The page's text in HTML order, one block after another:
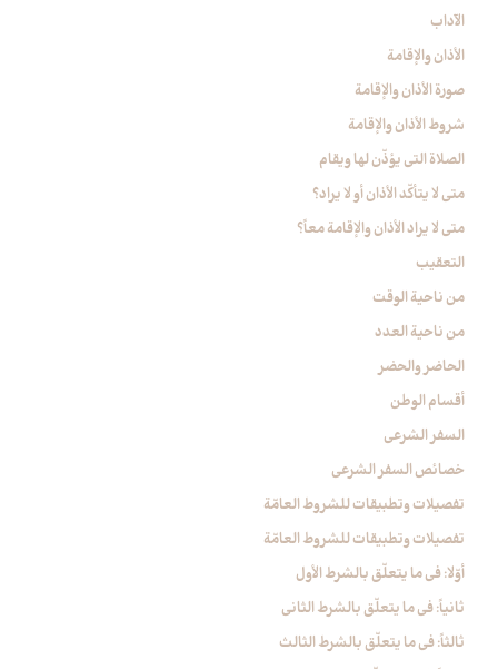
الآداب‏
الأذان والإقامة
صورة الأذان والإقامة
شروط الأذان والإقامة
الصلاة التي يؤذّن لها ويقام
متى لا يتأكّد الأذان أو لا يراد؟
متى لا يراد الأذان والإقامة معاً؟
التعقيب‏
من ناحية الوقت‏
من ناحية العدد
الحاضر والحضر
أقسام الوطن
السفر الشرعي‏
خصائص السفر الشرعي
تفصيلات وتطبيقات للشروط العامّة
تفصيلات وتطبيقات للشروط العامّة
أوّلا: في ما يتعلّق بالشرط الأول
ثانياً: في ما يتعلّق بالشرط الثاني
ثالثاً: في ما يتعلّق بالشرط الثالث